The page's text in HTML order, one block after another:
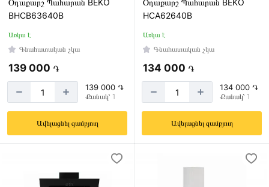
Օդաքարշ Պահարան BEKO
BHCB63640B
Առկա է
Գնահատական չկա
139 000 ֏
139 000 ֏
Քանակ՝ 1
Ավելացնել զամբյուղ
Օդաքարշ Պահարան BEKO
HCA62640B
Առկա է
Գնահատական չկա
134 000 ֏
134 000 ֏
Քանակ՝ 1
Ավելացնել զամբյուղ